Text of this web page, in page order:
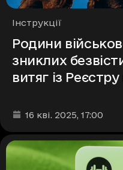
Рубрики
Інструкції
Родини
зниклих
витяг із Реєстру
Дата та час публікації
16 кві. 2025, 17:00